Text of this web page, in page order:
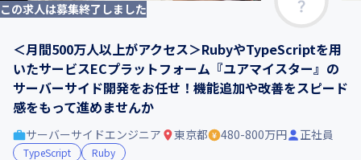
この求人は募集終了しました
＜月間500万人以上がアクセス＞RubyやTypeScriptを用
いたサービスECプラットフォーム『ユアマイスター』の
サーバーサイド開発をお任せ！機能追加や改善をスピード
感をもって進めませんか
サーバーサイドエンジニア 東京都 480-800万円 正社員
TypeScript
Ruby